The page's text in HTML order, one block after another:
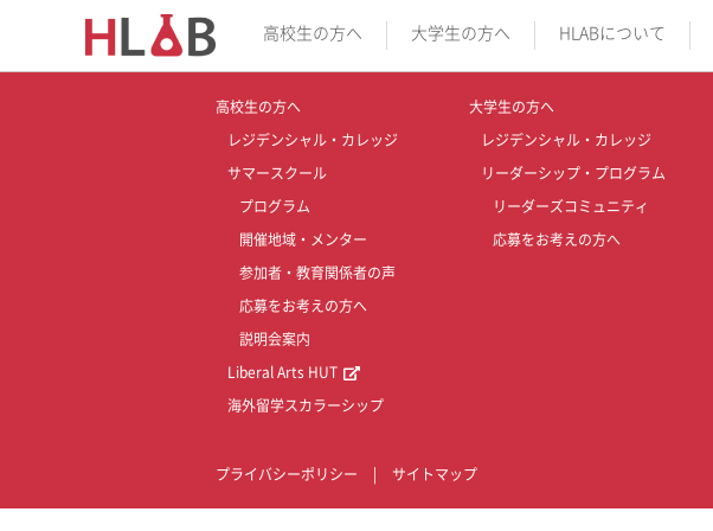
高校生の方へ 大学生の方へ HLABについて
高校生の方へ
レジデンシャル・カレッジ
サマースクール
プログラム
開催地域・メンター
参加者・教育関係者の声
応募をお考えの方へ
説明会案内
Liberal Arts HUT
海外留学スカラーシップ
大学生の方へ
レジデンシャル・カレッジ
リーダーシップ・プログラム
リーダーズコミュニティ
応募をお考えの方へ
プライバシーポリシー サイトマップ